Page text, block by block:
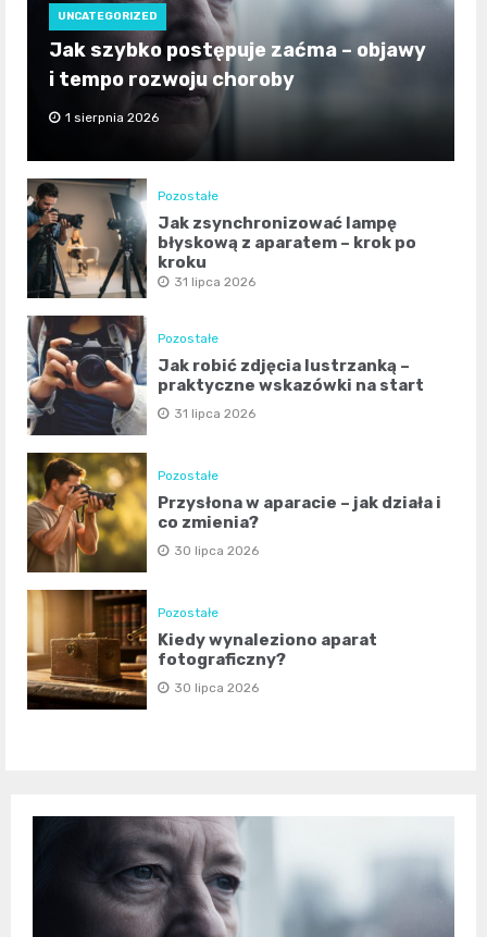
UNCATEGORIZED
Jak szybko postępuje zaćma – objawy
i tempo rozwoju choroby
1 sierpnia 2026
Pozostałe
Jak zsynchronizować lampę
błyskową z aparatem – krok po
kroku
31 lipca 2026
Pozostałe
Jak robić zdjęcia lustrzanką –
praktyczne wskazówki na start
31 lipca 2026
Pozostałe
Przysłona w aparacie – jak działa i
co zmienia?
30 lipca 2026
Pozostałe
Kiedy wynaleziono aparat
fotograficzny?
30 lipca 2026